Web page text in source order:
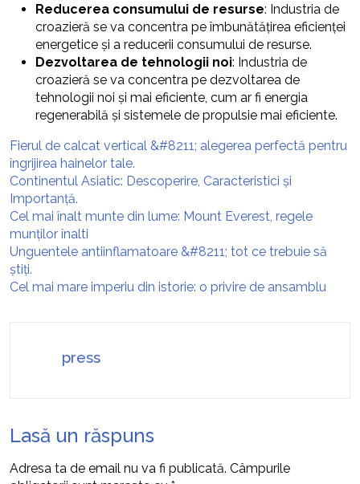
Reducerea consumului de resurse: Industria de
croazieră se va concentra pe îmbunătățirea eficienței
energetice și a reducerii consumului de resurse.
Dezvoltarea de tehnologii noi: Industria de
croazieră se va concentra pe dezvoltarea de
tehnologii noi și mai eficiente, cum ar fi energia
regenerabilă și sistemele de propulsie mai eficiente.
Fierul de calcat vertical &#8211; alegerea perfectă pentru
îngrijirea hainelor tale.
Continentul Asiatic: Descoperire, Caracteristici și
Importanță.
Cel mai înalt munte din lume: Mount Everest, regele
munților înalti
Unguentele antiinflamatoare &#8211; tot ce trebuie să
știți.
Cel mai mare imperiu din istorie: o privire de ansamblu
press
Lasă un răspuns
Adresa ta de email nu va fi publicată. Câmpurile